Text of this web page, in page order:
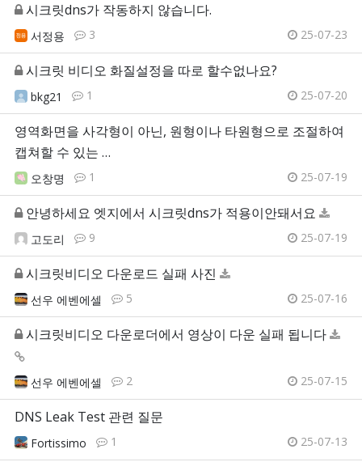
시크릿dns가 작동하지 않습니다.
서정용 3 25-07-23
시크릿 비디오 화질설정을 따로 할수없나요?
bkg21 1 25-07-20
영역화면을 사각형이 아닌, 원형이나 타원형으로 조절하여
캡쳐할 수 있는 …
오창명 1 25-07-19
안녕하세요 엣지에서 시크릿dns가 적용이안돼서요
고도리 9 25-07-19
시크릿비디오 다운로드 실패 사진
선우 에벤에셀 5 25-07-16
시크릿비디오 다운로더에서 영상이 다운 실패 됩니다
선우 에벤에셀 2 25-07-15
DNS Leak Test 관련 질문
Fortissimo 1 25-07-13